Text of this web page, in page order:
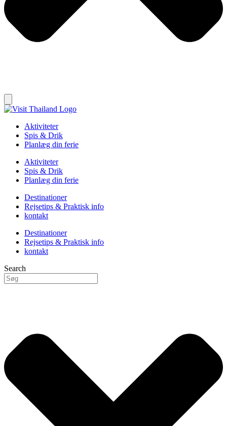
Aktiviteter
Spis & Drik
Planlæg din ferie
Aktiviteter
Spis & Drik
Planlæg din ferie
Destinationer
Rejsetips & Praktisk info
kontakt
Destinationer
Rejsetips & Praktisk info
kontakt
Search